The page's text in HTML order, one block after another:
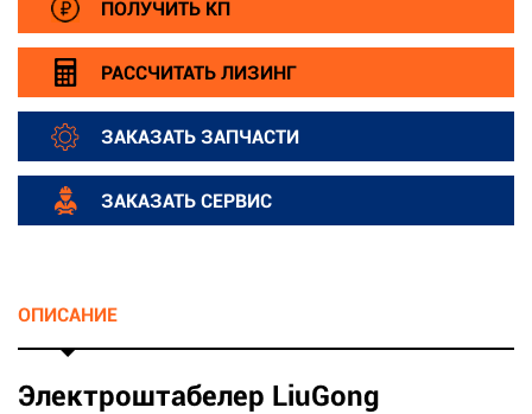
ПОЛУЧИТЬ КП
РАССЧИТАТЬ ЛИЗИНГ
ЗАКАЗАТЬ ЗАПЧАСТИ
ЗАКАЗАТЬ СЕРВИС
ОПИСАНИЕ
Электроштабелер LiuGong